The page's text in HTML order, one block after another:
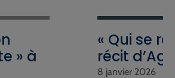
» à
« Qui se
récit
8 janvier 2026